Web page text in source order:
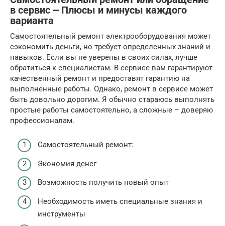
в сервис ⎼ Плюсы и минусы каждого
варианта
Самостоятельный ремонт электрооборудования может
сэкономить деньги, но требует определенных знаний и
навыков. Если вы не уверены в своих силах, лучше
обратиться к специалистам. В сервисе вам гарантируют
качественный ремонт и предоставят гарантию на
выполненные работы. Однако, ремонт в сервисе может
быть довольно дорогим. Я обычно стараюсь выполнять
простые работы самостоятельно, а сложные – доверяю
профессионалам.
Самостоятельный ремонт:
Экономия денег
Возможность получить новый опыт
Необходимость иметь специальные знания и
инструменты